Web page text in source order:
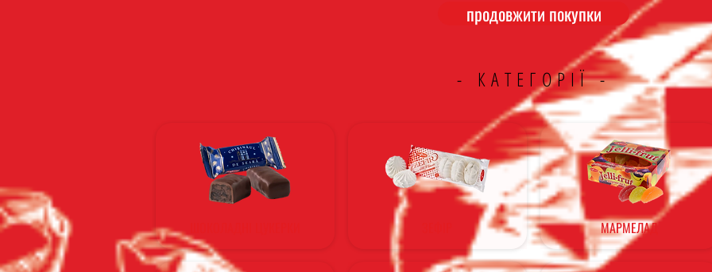
продовжити покупки
- КАТЕГОРІЇ -
МАРМЕЛАД